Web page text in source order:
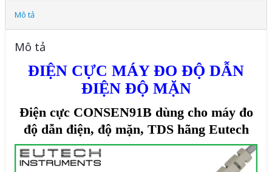
Mô tả
Mô tả
ĐIỆN CỰC MÁY ĐO ĐỘ DẪN
ĐIỆN ĐỘ MẶN
Điện cực CONSEN91B dùng cho máy đo
độ dẫn điện, độ mặn, TDS hãng Eutech